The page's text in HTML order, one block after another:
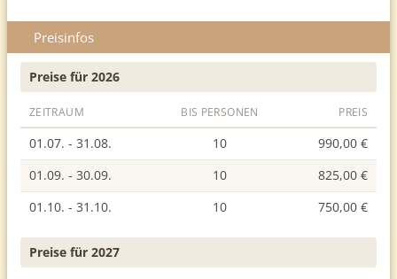
Preisinfos
Preise für 2026
ZEITRAUM BIS PERSONEN PREIS
01.07. - 31.08. 10
990,00 €
01.09. - 30.09.
10
825,00 €
01.10. - 31.10.
10 750,00 €
Preise für 2027